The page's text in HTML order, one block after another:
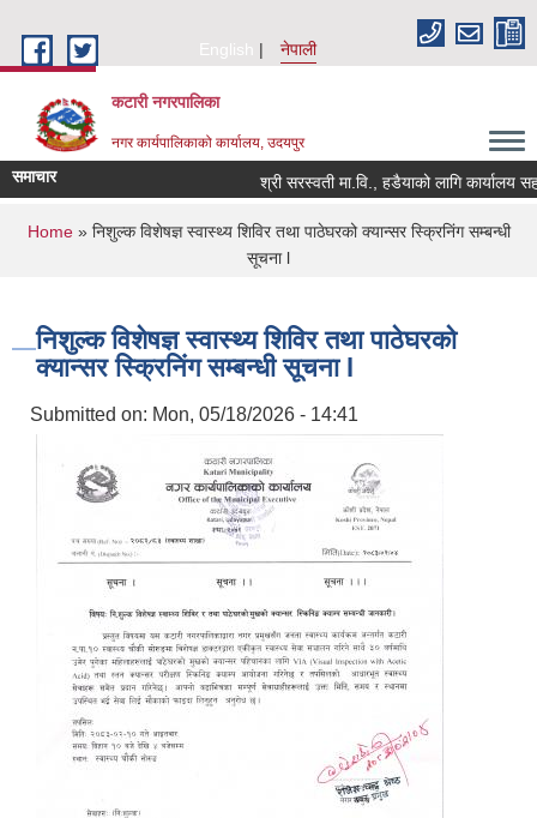
English
नेपाली
कटारी नगरपालिका
नगर कार्यपालिकाको कार्यालय, उदयपुर
समाचार श्री सरस्वती मा.वि., हडैयाको लागि कार्यालय
You are here
Home» निशुल्क विशेषज्ञ स्वास्थ्य शिविर तथा पाठेघरको क्यान्सर स्क्रिनिंग सम्बन्धी
सूचना l
निशुल्क विशेषज्ञ स्वास्थ्य शिविर तथा पाठेघरको
क्यान्सर स्क्रिनिंग सम्बन्धी सूचना l
Submitted on: Mon, 05/18/2026 - 14:41